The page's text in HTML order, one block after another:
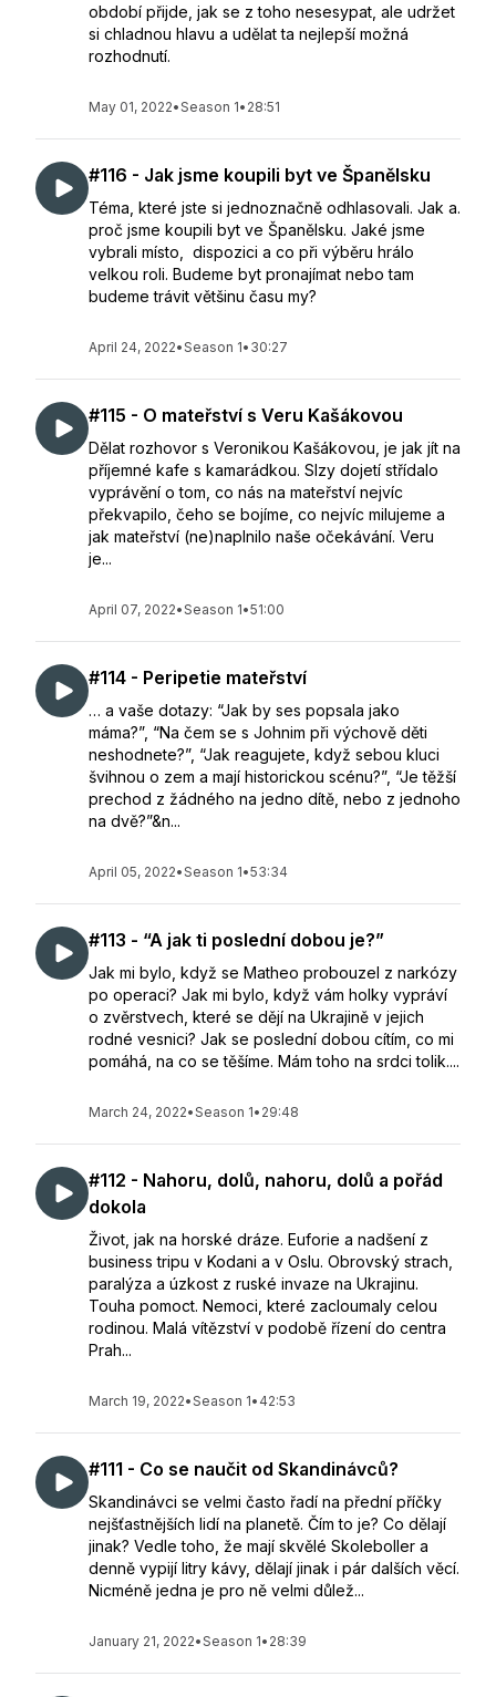
období přijde, jak se z toho nesesypat, ale udržet
si chladnou hlavu a udělat ta nejlepší možná
rozhodnutí.
May 01, 2022•Season 1• 28:51
#116 - Jak jsme koupili byt ve Španělsku
Téma, které jste si jednoznačně odhlasovali. Jak a.
proč jsme koupili byt ve Španělsku. Jaké jsme
vybrali místo, dispozici a co při výběru hrálo
velkou roli. Budeme byt pronajímat nebo tam
budeme trávit většinu času my?
April 24, 2022•Season 1• 30:27
#115 - O mateřství s Veru Kašákovou
Dělat rozhovor s Veronikou Kašákovou, je jak jít na
příjemné kafe s kamarádkou. Slzy dojetí střídalo
vyprávění o tom, co nás na mateřství nejvíc
překvapilo, čeho se bojíme, co nejvíc milujeme a
jak mateřství (ne)naplnilo naše očekávání. Veru
je...
April 07, 2022•Season 1•51:00
#114 - Peripetie mateřství
… a vaše dotazy: “Jak by ses popsala jako
máma?”, “Na čem se s Johnim při výchově děti
neshodnete?”, “Jak reagujete, když sebou kluci
švihnou o zem a mají historickou scénu?”, “Je těžší
prechod z žádného na jedno dítě, nebo z jednoho
na dvě?”&n...
April 05, 2022•Season 1•53:34
#113 - “A jak ti poslední dobou je?”
Jak mi bylo, když se Matheo probouzel z narkózy
po operaci? Jak mi bylo, když vám holky vypráví
o zvěrstvech, které se dějí na Ukrajině v jejich
rodné vesnici? Jak se poslední dobou cítím, co mi
pomáhá, na co se těšíme. Mám toho na srdci tolik....
March 24, 2022•Season 1• 29:48
#112 - Nahoru, dolů, nahoru, dolů a pořád
dokola
Život, jak na horské dráze. Euforie a nadšení z
business tripu v Kodani a v Oslu. Obrovský strach,
paralýza a úzkost z ruské invaze na Ukrajinu.
Touha pomoct. Nemoci, které zacloumaly celou
rodinou. Malá vítězství v podobě řízení do centra
Prah...
March 19, 2022•Season 1• 42:53
#111 - Co se naučit od Skandinávců?
Skandinávci se velmi často řadí na přední příčky
nejšťastnějších lidí na planetě. Čím to je? Co dělají
jinak? Vedle toho, že mají skvělé Skoleboller a
denně vypijí litry kávy, dělají jinak i pár dalších věcí.
Nicméně jedna je pro ně velmi důlež...
January 21, 2022•Season 1• 28:39